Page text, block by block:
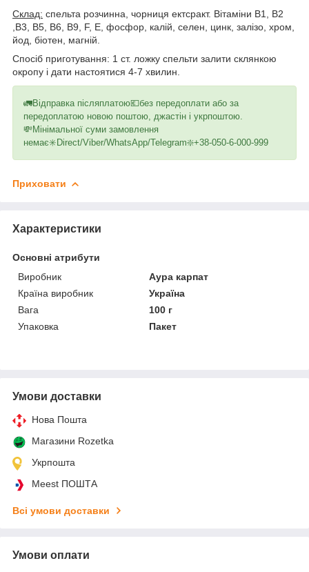
Склад: спельта розчинна, чорниця ектсракт. Вітаміни В1, В2
,В3, В5, В6, В9, F, E, фосфор, калій, селен, цинк, залізо, хром,
йод, біотен, магній.
Спосіб приготування: 1 ст. ложку спельти залити склянкою
окропу і дати настоятися 4-7 хвилин.
🚛Відправка післяплатою💶без передоплати або за
передоплатою новою поштою, джастін і укрпоштою.
💸Мінімальної суми замовлення
немає✳️Direct/Viber/WhatsApp/Telegram❇️+38-050-6-000-999
Приховати
Характеристики
Основні атрибути
Виробник
Аура карпат
Країна виробник
Україна
Вага
100 г
Упаковка
Пакет
Умови доставки
Нова Пошта
Магазини Rozetka
Укрпошта
Meest ПОШТА
Всі умови доставки
Умови оплати